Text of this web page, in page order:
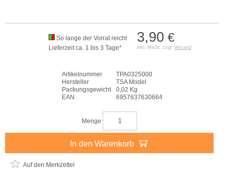
3,90 €
inkl. MwSt. zzgl. Versand
So lange der Vorrat reicht
Lieferzeit ca. 1 bis 3 Tage*
Artikelnummer
TPA0325000
Hersteller
TSA Model
Packungsgewicht
0,02 Kg
EAN
6957637630664
Menge
In den Warenkorb
Auf den Merkzettel